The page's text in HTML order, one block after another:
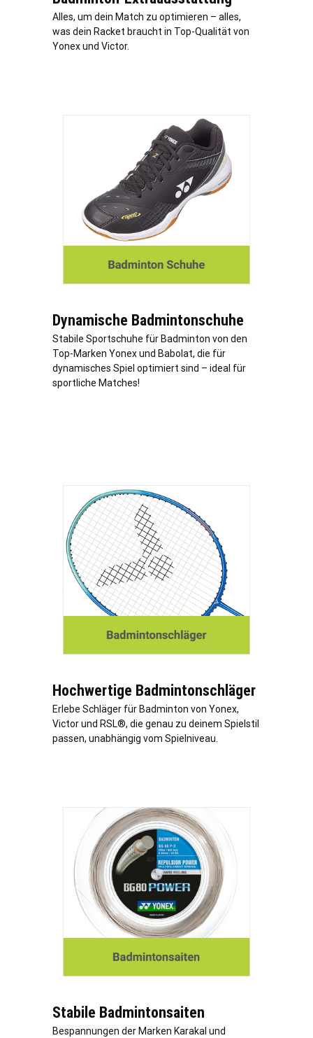
Alles, um dein Match zu optimieren – alles,
was dein Racket braucht in Top-Qualität von
Yonex und Victor.
Dynamische Badmintonschuhe
Stabile Sportschuhe für Badminton von den
Top-Marken Yonex und Babolat, die für
dynamisches Spiel optimiert sind – ideal für
sportliche Matches!
Hochwertige Badmintonschläger
Erlebe Schläger für Badminton von Yonex,
Victor und RSL®, die genau zu deinem Spielstil
passen, unabhängig vom Spielniveau.
Stabile Badmintonsaiten
Bespannungen der Marken Karakal und